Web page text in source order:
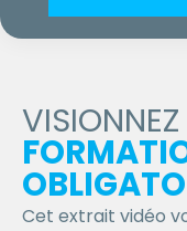
Cet extrait vidéo